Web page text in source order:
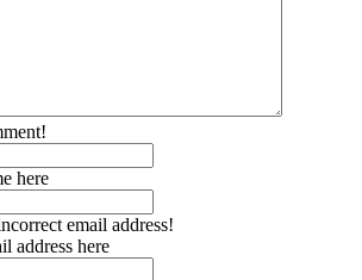
here
email address!
address here